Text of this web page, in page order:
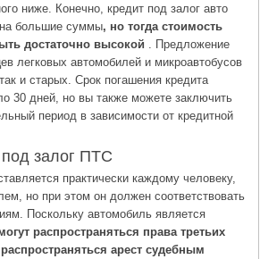
ниже. Конечно, кредит под залог авто
большие суммы, но тогда стоимость
достаточно высокой . Предложение
легковых автомобилей и микроавтобусов
и старых. Срок погашения кредита
30 дней, но вы также можете заключить
период в зависимости от кредитной
залог ПТС
практически каждому человеку,
но при этом он должен соответствовать
Поскольку автомобиль является
распространяться права третьих
арест судебным